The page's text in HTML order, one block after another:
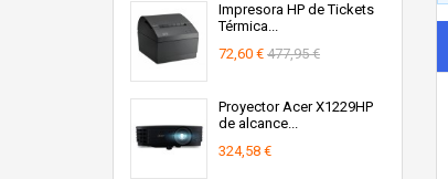
Impresora HP de Tickets
Térmica...
72,60 € 477,95 €
Proyector Acer X1229HP
de alcance...
324,58 €